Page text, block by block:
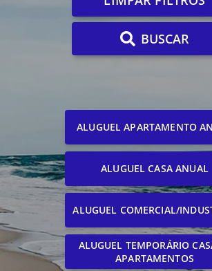
BUSCAR
ALUGUEL APARTAMENTO
ALUGUEL CASA ANUAL
ALUGUEL COMERCIAL/
ALUGUEL TEMPORÁRIO
APARTAMENTOS